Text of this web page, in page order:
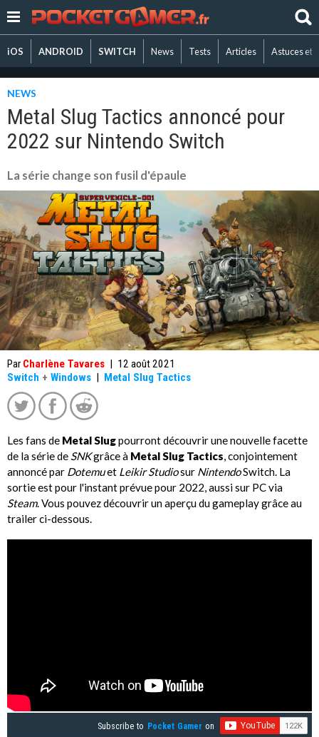
iOS ANDROID SWITCH News Tests Articles Astuces et
NEWS
Metal Slug Tactics annoncé pour
2022 sur Nintendo Switch
La série change son fusil d'épaule
Par Charlène Tavares | 12 août 2021
Switch + Windows | Metal Slug Tactics
Les fans de Metal Slugpourront découvrir une nouvelle facette
de la série de SNKgrâce à Metal Slug Tactics, conjointement
annoncé par Dotemuet Leikir Studiosur NintendoSwitch. La
sortie est pour l'instant prévue pour 2022, aussi sur PC via
Steam. Vous pouvez découvrir un aperçu du gameplay grâce au
trailer ci-dessous.
Subscribe to Pocket Gamer on